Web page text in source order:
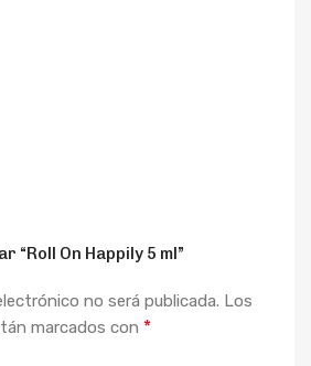
“Roll On Happily 5 ml”
no será publicada. Los
marcados con *